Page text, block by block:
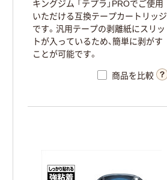
キングジム 「テプラ」PROでご使用
いただける互換テープカートリッジ
です。汎用テープの剥離紙にスリッ
トが入っているため、簡単に剥がす
ことが可能です。
商品を比較